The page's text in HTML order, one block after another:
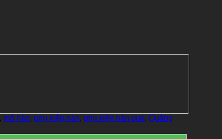
, mỏ hàn, phụ kiện hàn, phụ kiện hàn que, Quảng